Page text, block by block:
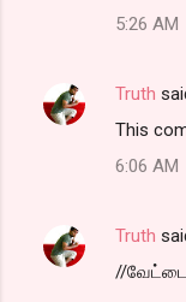
5:26 AM
Truth
This
6:06 AM
Truth
//